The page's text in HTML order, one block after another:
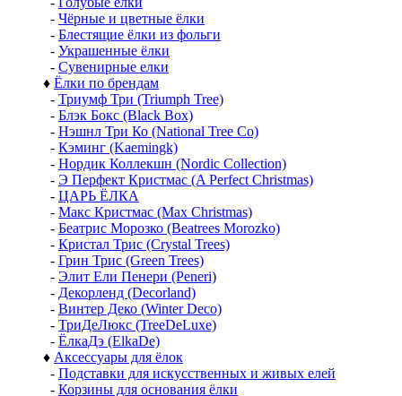
- Чёрные и цветные ёлки
- Блестящие ёлки из фольги
- Украшенные ёлки
- Сувенирные елки
♦ Ёлки по брендам
- Триумф Три (Triumph Tree)
- Блэк Бокс (Black Box)
- Нэшнл Три Ко (National Tree Co)
- Кэминг (Kaemingk)
- Нордик Коллекшн (Nordic Collection)
- Э Перфект Кристмас (A Perfect Christmas)
- ЦАРЬ ЁЛКА
- Макс Кристмас (Max Christmas)
- Беатрис Морозко (Beatrees Morozko)
- Кристал Трис (Crystal Trees)
- Грин Трис (Green Trees)
- Элит Ели Пенери (Peneri)
- Декорленд (Decorland)
- Винтер Деко (Winter Deco)
- ТриДеЛюкс (TreeDeLuxe)
- ЁлкаДэ (ElkaDe)
♦ Аксессуары для ёлок
- Подставки для искусственных и живых елей
- Корзины для основания ёлки